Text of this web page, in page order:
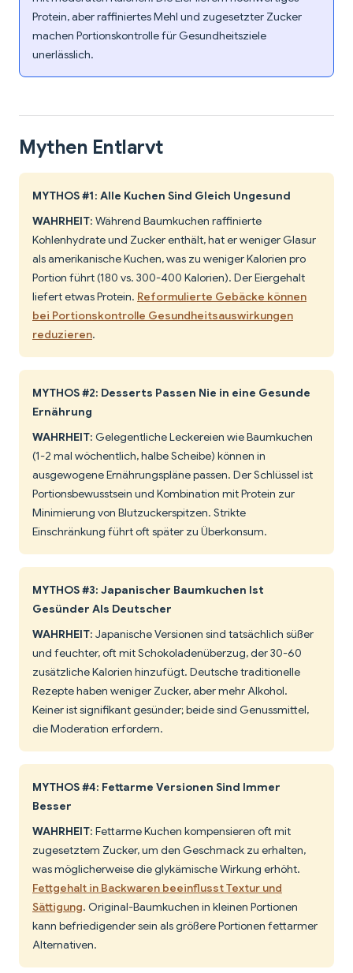
Protein, aber raffiniertes Mehl und zugesetzter Zucker
machen Portionskontrolle für Gesundheitsziele
unerlässlich.
Mythen Entlarvt
MYTHOS #1: Alle Kuchen Sind Gleich Ungesund
WAHRHEIT: Während Baumkuchen raffinierte
Kohlenhydrate und Zucker enthält, hat er weniger Glasur
als amerikanische Kuchen, was zu weniger Kalorien pro
Portion führt (180 vs. 300-400 Kalorien). Der Eiergehalt
liefert etwas Protein. Reformulierte Gebäcke können
bei Portionskontrolle Gesundheitsauswirkungen
reduzieren.
MYTHOS #2: Desserts Passen Nie in eine Gesunde
Ernährung
WAHRHEIT: Gelegentliche Leckereien wie Baumkuchen
(1-2 mal wöchentlich, halbe Scheibe) können in
ausgewogene Ernährungspläne passen. Der Schlüssel ist
Portionsbewusstsein und Kombination mit Protein zur
Minimierung von Blutzuckerspitzen. Strikte
Einschränkung führt oft später zu Überkonsum.
MYTHOS #3: Japanischer Baumkuchen Ist
Gesünder Als Deutscher
WAHRHEIT: Japanische Versionen sind tatsächlich süßer
und feuchter, oft mit Schokoladenüberzug, der 30-60
zusätzliche Kalorien hinzufügt. Deutsche traditionelle
Rezepte haben weniger Zucker, aber mehr Alkohol.
Keiner ist signifikant gesünder; beide sind Genussmittel,
die Moderation erfordern.
MYTHOS #4: Fettarme Versionen Sind Immer
Besser
WAHRHEIT: Fettarme Kuchen kompensieren oft mit
zugesetztem Zucker, um den Geschmack zu erhalten,
was möglicherweise die glykämische Wirkung erhöht.
Fettgehalt in Backwaren beeinflusst Textur und
Sättigung. Original-Baumkuchen in kleinen Portionen
kann befriedigender sein als größere Portionen fettarmer
Alternativen.